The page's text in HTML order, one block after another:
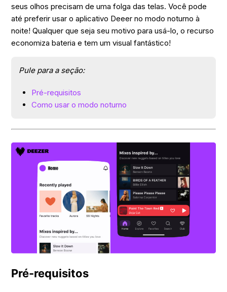
seus olhos precisam de uma folga das telas. Você pode
até preferir usar o aplicativo Deeer no modo noturno à
noite! Qualquer que seja seu motivo para usá-lo, o recurso
economiza bateria e tem um visual fantástico!
Pule para a seção:
Pré-requisitos
Como usar o modo noturno
Pré-requisitos